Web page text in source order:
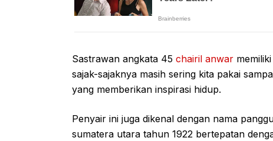
Sastrawan angkata 45 chairil anwar
sajak-sajaknya masih sering kita pakai
yang memberikan inspirasi hidup.
Penyair ini juga dikenal dengan nama
sumatera utara tahun 1922 bertepatan